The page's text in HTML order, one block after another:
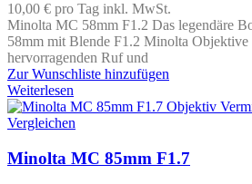
10,00 € pro Tag inkl. MwSt.
Minolta MC 58mm F1.2 Das legendäre
58mm mit Blende F1.2 Minolta Objektive
hervorragenden Ruf und
Zur Wunschliste hinzufügen
Weiterlesen
Vergleichen
Minolta MC 85mm F1.7